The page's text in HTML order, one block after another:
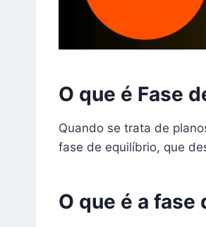
O que é Fase
Quando se trata de
fase de equilíbrio, que
O que é a